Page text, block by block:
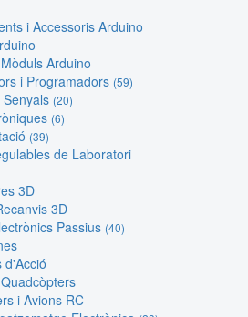
i Accessoris Arduino
Arduino
i Programadors (59)
(20)
(6)
(39)
de Laboratori
3D
3D
Passius (40)
d'Acció
i Avions RC